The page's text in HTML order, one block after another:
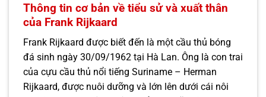
Thông tin cơ bản về tiểu sử và xuất thân
của Frank Rijkaard
Frank Rijkaard được biết đến là một cầu thủ bóng
đá sinh ngày 30/09/1962 tại Hà Lan. Ông là con trai
của cựu cầu thủ nổi tiếng Suriname – Herman
Rijkaard, được nuôi dưỡng và lớn lên dưới cái nôi